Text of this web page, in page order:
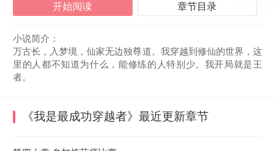
开始阅读 章节目录
小说简介：
万古长，入梦境，仙家无边独尊道。我穿越到修仙的世界，这
里的人都不知道为什么，能修练的人特别少。我开局就是王
者。
《我是最成功穿越者》 最近更新章节